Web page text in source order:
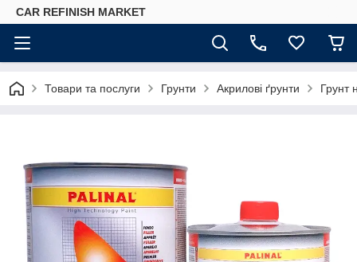
CAR REFINISH MARKET
Товари та послуги Грунти Акрилові ґрунти Грунт